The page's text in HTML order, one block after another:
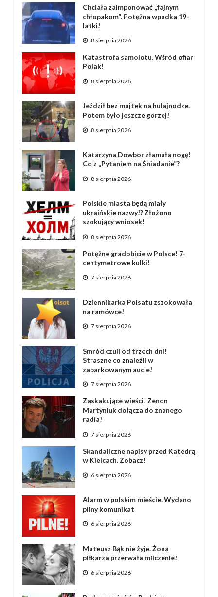
Chciała zaimponować „fajnym
chłopakom”. Potężna wpadka 19-
latki!
8 sierpnia 2026
Katastrofa samolotu. Wśród ofiar
Polak!
8 sierpnia 2026
Jeździł bez majtek na hulajnodze.
Potem było jeszcze gorzej!
8 sierpnia 2026
Katarzyna Dowbor złamała nogę!
Co z „Pytaniem na Śniadanie”?
8 sierpnia 2026
Polskie miasta będą miały
ukraińskie nazwy!? Złożono
szokujący wniosek!
8 sierpnia 2026
Potężne gradobicie w Polsce! 7-
centymetrowe kulki!
7 sierpnia 2026
Dziennikarka Polsatu zszokowała
na ramówce!
7 sierpnia 2026
Smród czuli od trzech dni!
Straszne co znaleźli w
zaparkowanym aucie!
7 sierpnia 2026
Zaskakujące wieści! Zenon
Martyniuk dołącza do znanego
radia!
7 sierpnia 2026
Skandaliczne napisy przed Katedrą
w Kielcach. Zobacz!
6 sierpnia 2026
Alarm w polskim mieście. Wydano
pilny komunikat
6 sierpnia 2026
Mateusz Bąk nie żyje. Żona
piłkarza przerwała milczenie!
6 sierpnia 2026